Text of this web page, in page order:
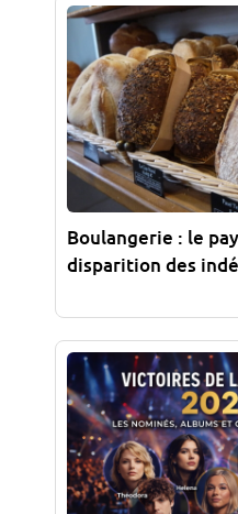
Boulangerie : le
disparition des